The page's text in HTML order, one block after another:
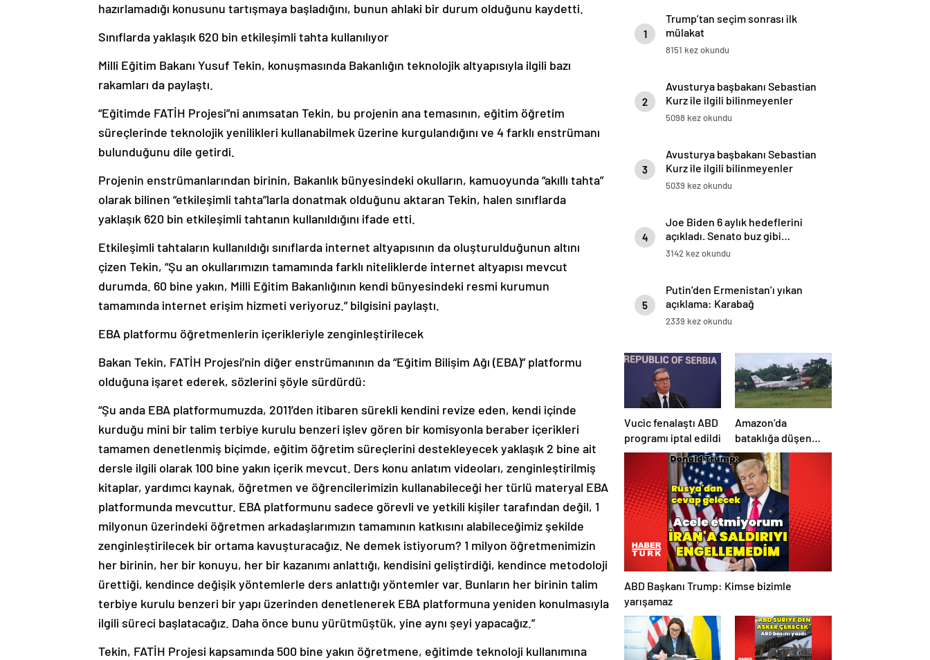
hazırlamadığı konusunu tartışmaya başladığını, bunun ahlaki bir durum olduğunu kaydetti.
Sınıflarda yaklaşık 620 bin etkileşimli tahta kullanılıyor
Milli Eğitim Bakanı Yusuf Tekin, konuşmasında Bakanlığın teknolojik altyapısıyla ilgili bazı
rakamları da paylaştı.
“Eğitimde FATİH Projesi”ni anımsatan Tekin, bu projenin ana temasının, eğitim öğretim
süreçlerinde teknolojik yenilikleri kullanabilmek üzerine kurgulandığını ve 4 farklı enstrümanı
bulunduğunu dile getirdi.
Projenin enstrümanlarından birinin, Bakanlık bünyesindeki okulların, kamuoyunda “akıllı tahta”
olarak bilinen “etkileşimli tahta”larla donatmak olduğunu aktaran Tekin, halen sınıflarda
yaklaşık 620 bin etkileşimli tahtanın kullanıldığını ifade etti.
Etkileşimli tahtaların kullanıldığı sınıflarda internet altyapısının da oluşturulduğunun altını
çizen Tekin, “Şu an okullarımızın tamamında farklı niteliklerde internet altyapısı mevcut
durumda. 60 bine yakın, Milli Eğitim Bakanlığının kendi bünyesindeki resmi kurumun
tamamında internet erişim hizmeti veriyoruz.” bilgisini paylaştı.
EBA platformu öğretmenlerin içerikleriyle zenginleştirilecek
Bakan Tekin, FATİH Projesi’nin diğer enstrümanının da “Eğitim Bilişim Ağı (EBA)” platformu
olduğuna işaret ederek, sözlerini şöyle sürdürdü:
“Şu anda EBA platformumuzda, 2011’den itibaren sürekli kendini revize eden, kendi içinde
kurduğu mini bir talim terbiye kurulu benzeri işlev gören bir komisyonla beraber içerikleri
tamamen denetlenmiş biçimde, eğitim öğretim süreçlerini destekleyecek yaklaşık 2 bine ait
dersle ilgili olarak 100 bine yakın içerik mevcut. Ders konu anlatım videoları, zenginleştirilmiş
kitaplar, yardımcı kaynak, öğretmen ve öğrencilerimizin kullanabileceği her türlü materyal EBA
platformunda mevcuttur. EBA platformunu sadece görevli ve yetkili kişiler tarafından değil, 1
milyonun üzerindeki öğretmen arkadaşlarımızın tamamının katkısını alabileceğimiz şekilde
zenginleştirilecek bir ortama kavuşturacağız. Ne demek istiyorum? 1 milyon öğretmenimizin
her birinin, her bir konuyu, her bir kazanımı anlattığı, kendisini geliştirdiği, kendince metodoloji
ürettiği, kendince değişik yöntemlerle ders anlattığı yöntemler var. Bunların her birinin talim
terbiye kurulu benzeri bir yapı üzerinden denetlenerek EBA platformuna yeniden konulmasıyla
ilgili süreci başlatacağız. Daha önce bunu yürütmüştük, yine aynı şeyi yapacağız.”
Tekin, FATİH Projesi kapsamında 500 bine yakın öğretmene, eğitimde teknoloji kullanımına
1
Trump’tan seçim sonrası ilk
mülakat
8151 kez okundu
2
Avusturya başbakanı Sebastian
Kurz ile ilgili bilinmeyenler
5098 kez okundu
3
Avusturya başbakanı Sebastian
Kurz ile ilgili bilinmeyenler
5039 kez okundu
4
Joe Biden 6 aylık hedeflerini
açıkladı. Senato buz gibi…
3142 kez okundu
5
Putin’den Ermenistan’ı yıkan
açıklama: Karabağ
Azerbaycan’ın ayrılmaz bir
2339 kez okundu
Vucic fenalaştı ABD
programı iptal edildi
Amazon’da
bataklığa düşen
uçağın yolcuları, 36
saat kurtarılmayı
bekledi
ABD Başkanı Trump: Kimse bizimle
yarışamaz